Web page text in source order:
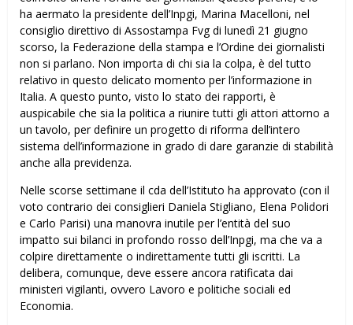
ha affermato la presidente dell’Inpgi, Marina Macelloni, nel
consiglio direttivo di Assostampa Fvg di lunedì 21 giugno
scorso, la Federazione della stampa e l’Ordine dei giornalisti
non si parlano. Non importa di chi sia la colpa, è del tutto
relativo in questo delicato momento per l’informazione in
Italia. A questo punto, visto lo stato dei rapporti, è
auspicabile che sia la politica a riunire tutti gli attori attorno a
un tavolo, per definire un progetto di riforma dell’intero
sistema dell’informazione in grado di dare garanzie di stabilità
anche alla previdenza.
Nelle scorse settimane il cda dell’Istituto ha approvato (con il
voto contrario dei consiglieri Daniela Stigliano, Elena Polidori
e Carlo Parisi) una manovra inutile per l’entità del suo
impatto sui bilanci in profondo rosso dell’Inpgi, ma che va a
colpire direttamente o indirettamente tutti gli iscritti. La
delibera, comunque, deve essere ancora ratificata dai
ministeri vigilanti, ovvero Lavoro e politiche sociali ed
Economia.